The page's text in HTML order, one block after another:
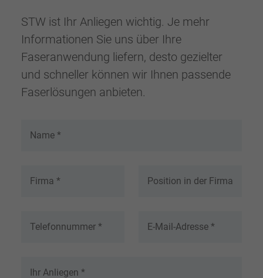
STW ist Ihr Anliegen wichtig. Je mehr
Informationen Sie uns über Ihre
Faseranwendung liefern, desto gezielter
und schneller können wir Ihnen passende
Faserlösungen anbieten.